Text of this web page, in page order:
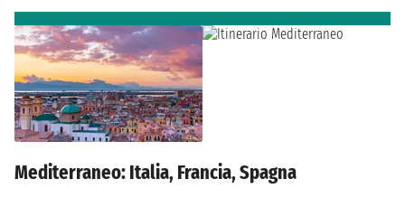
Mediterraneo: Italia, Francia, Spagna